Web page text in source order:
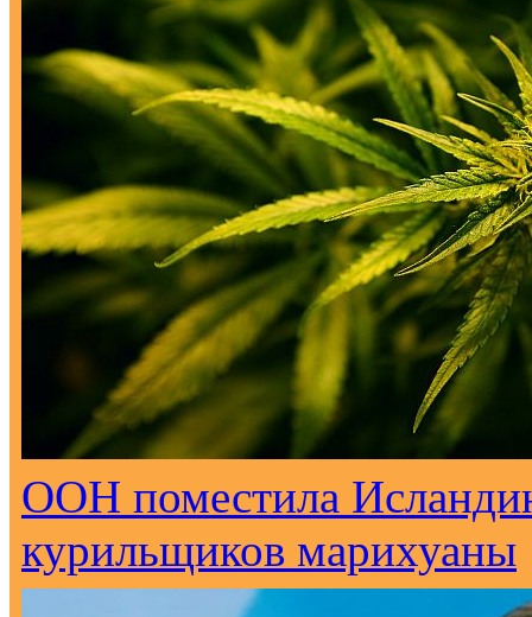
ООН поместила
курильщиков марихуаны